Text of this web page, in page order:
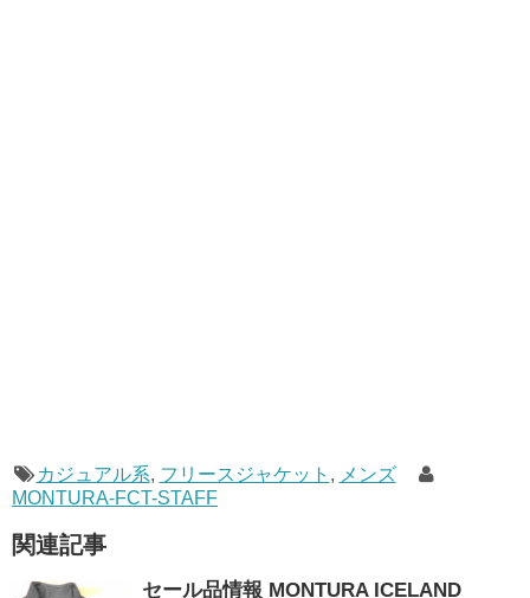
カジュアル系, フリースジャケット , メンズ
MONTURA-FCT-STAFF
関連記事
セール品情報 MONTURA ICELAND